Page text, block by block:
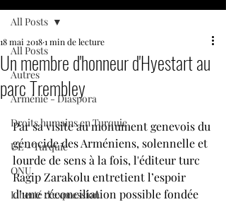
All Posts
Autres
Arménie - Diaspora
Droits humains en Turquie
UE - Turquie
ONU
Liberté d'expression
All Posts
Un membre d'honneur d'Hyestart au
parc Trembley
18 mai 20181 min de lecture
Par sa visite au monument genevois du
génocide des Arméniens, solennelle et
lourde de sens à la fois, l'éditeur turc
Ragip Zarakolu entretient l’espoir
d’une réconciliation possible fondée